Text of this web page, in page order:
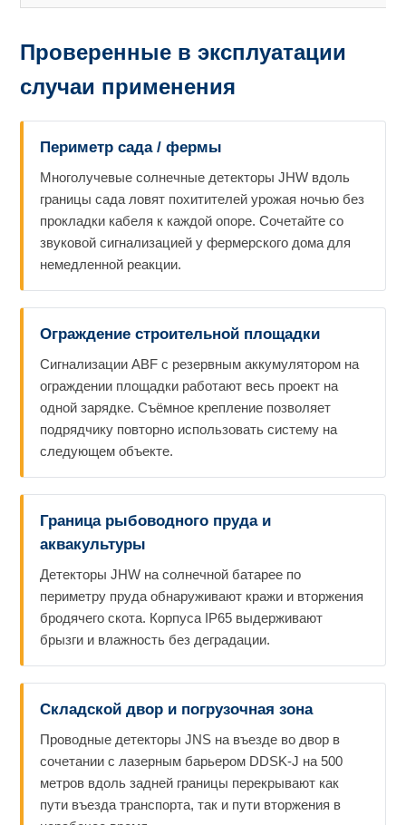
Проверенные в эксплуатации
случаи применения
Периметр сада / фермы
Многолучевые солнечные детекторы JHW вдоль
границы сада ловят похитителей урожая ночью без
прокладки кабеля к каждой опоре. Сочетайте со
звуковой сигнализацией у фермерского дома для
немедленной реакции.
Ограждение строительной площадки
Сигнализации ABF с резервным аккумулятором на
ограждении площадки работают весь проект на
одной зарядке. Съёмное крепление позволяет
подрядчику повторно использовать систему на
следующем объекте.
Граница рыбоводного пруда и
аквакультуры
Детекторы JHW на солнечной батарее по
периметру пруда обнаруживают кражи и вторжения
бродячего скота. Корпуса IP65 выдерживают
брызги и влажность без деградации.
Складской двор и погрузочная зона
Проводные детекторы JNS на въезде во двор в
сочетании с лазерным барьером DDSK-J на 500
метров вдоль задней границы перекрывают как
пути въезда транспорта, так и пути вторжения в